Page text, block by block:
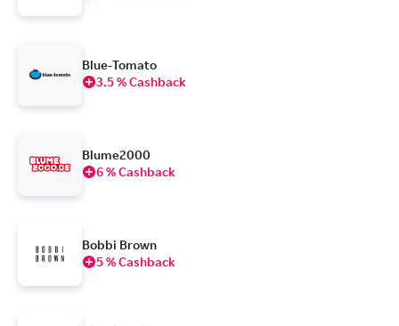
Blue-Tomato
3.5 % Cashback
Blume2000
6 % Cashback
Bobbi Brown
5 % Cashback